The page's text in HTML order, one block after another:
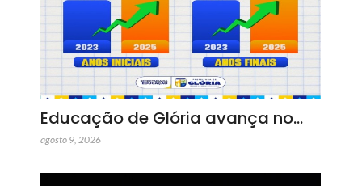
Educação de Glória avança no…
agosto 9, 2026